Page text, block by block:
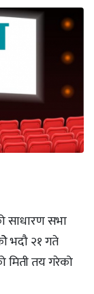
साधारण सभा
भदौ २१ गते
तय गरेको